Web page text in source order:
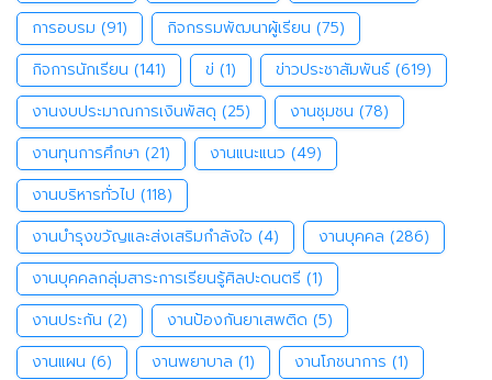
การอบรม (91) กิจกรรมพัฒนาผู้เรียน (75)
กิจการนักเรียน (141) ข่ (1) ข่าวประชาสัมพันธ์ (619)
งานงบประมาณการเงินพัสดุ (25) งานชุมชน (78)
งานทุนการศึกษา (21) งานแนะแนว (49)
งานบริหารทั่วไป (118)
งานบำรุงขวัญและส่งเสริมกำลังใจ (4) งานบุคคล (286)
งานบุคคลกลุ่มสาระการเรียนรู้ศิลปะดนตรี (1)
งานประกัน (2) งานป้องกันยาเสพติด (5)
งานแผน (6) งานพยาบาล (1) งานโภชนาการ (1)